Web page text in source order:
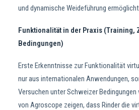
und dynamische Weideführung
Funktionalität in der Praxis (Training,
Bedingungen)
Erste Erkenntnisse zur Funktionalität
nur aus internationalen Anwendungen,
Versuchen unter Schweizer Bedingungen
von Agroscope zeigen, dass Rinder die